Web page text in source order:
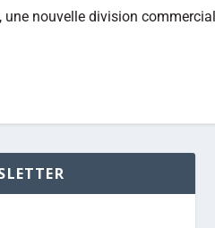
une nouvelle division